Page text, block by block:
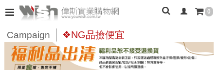
0
Campaign ❖NG品撿便宜